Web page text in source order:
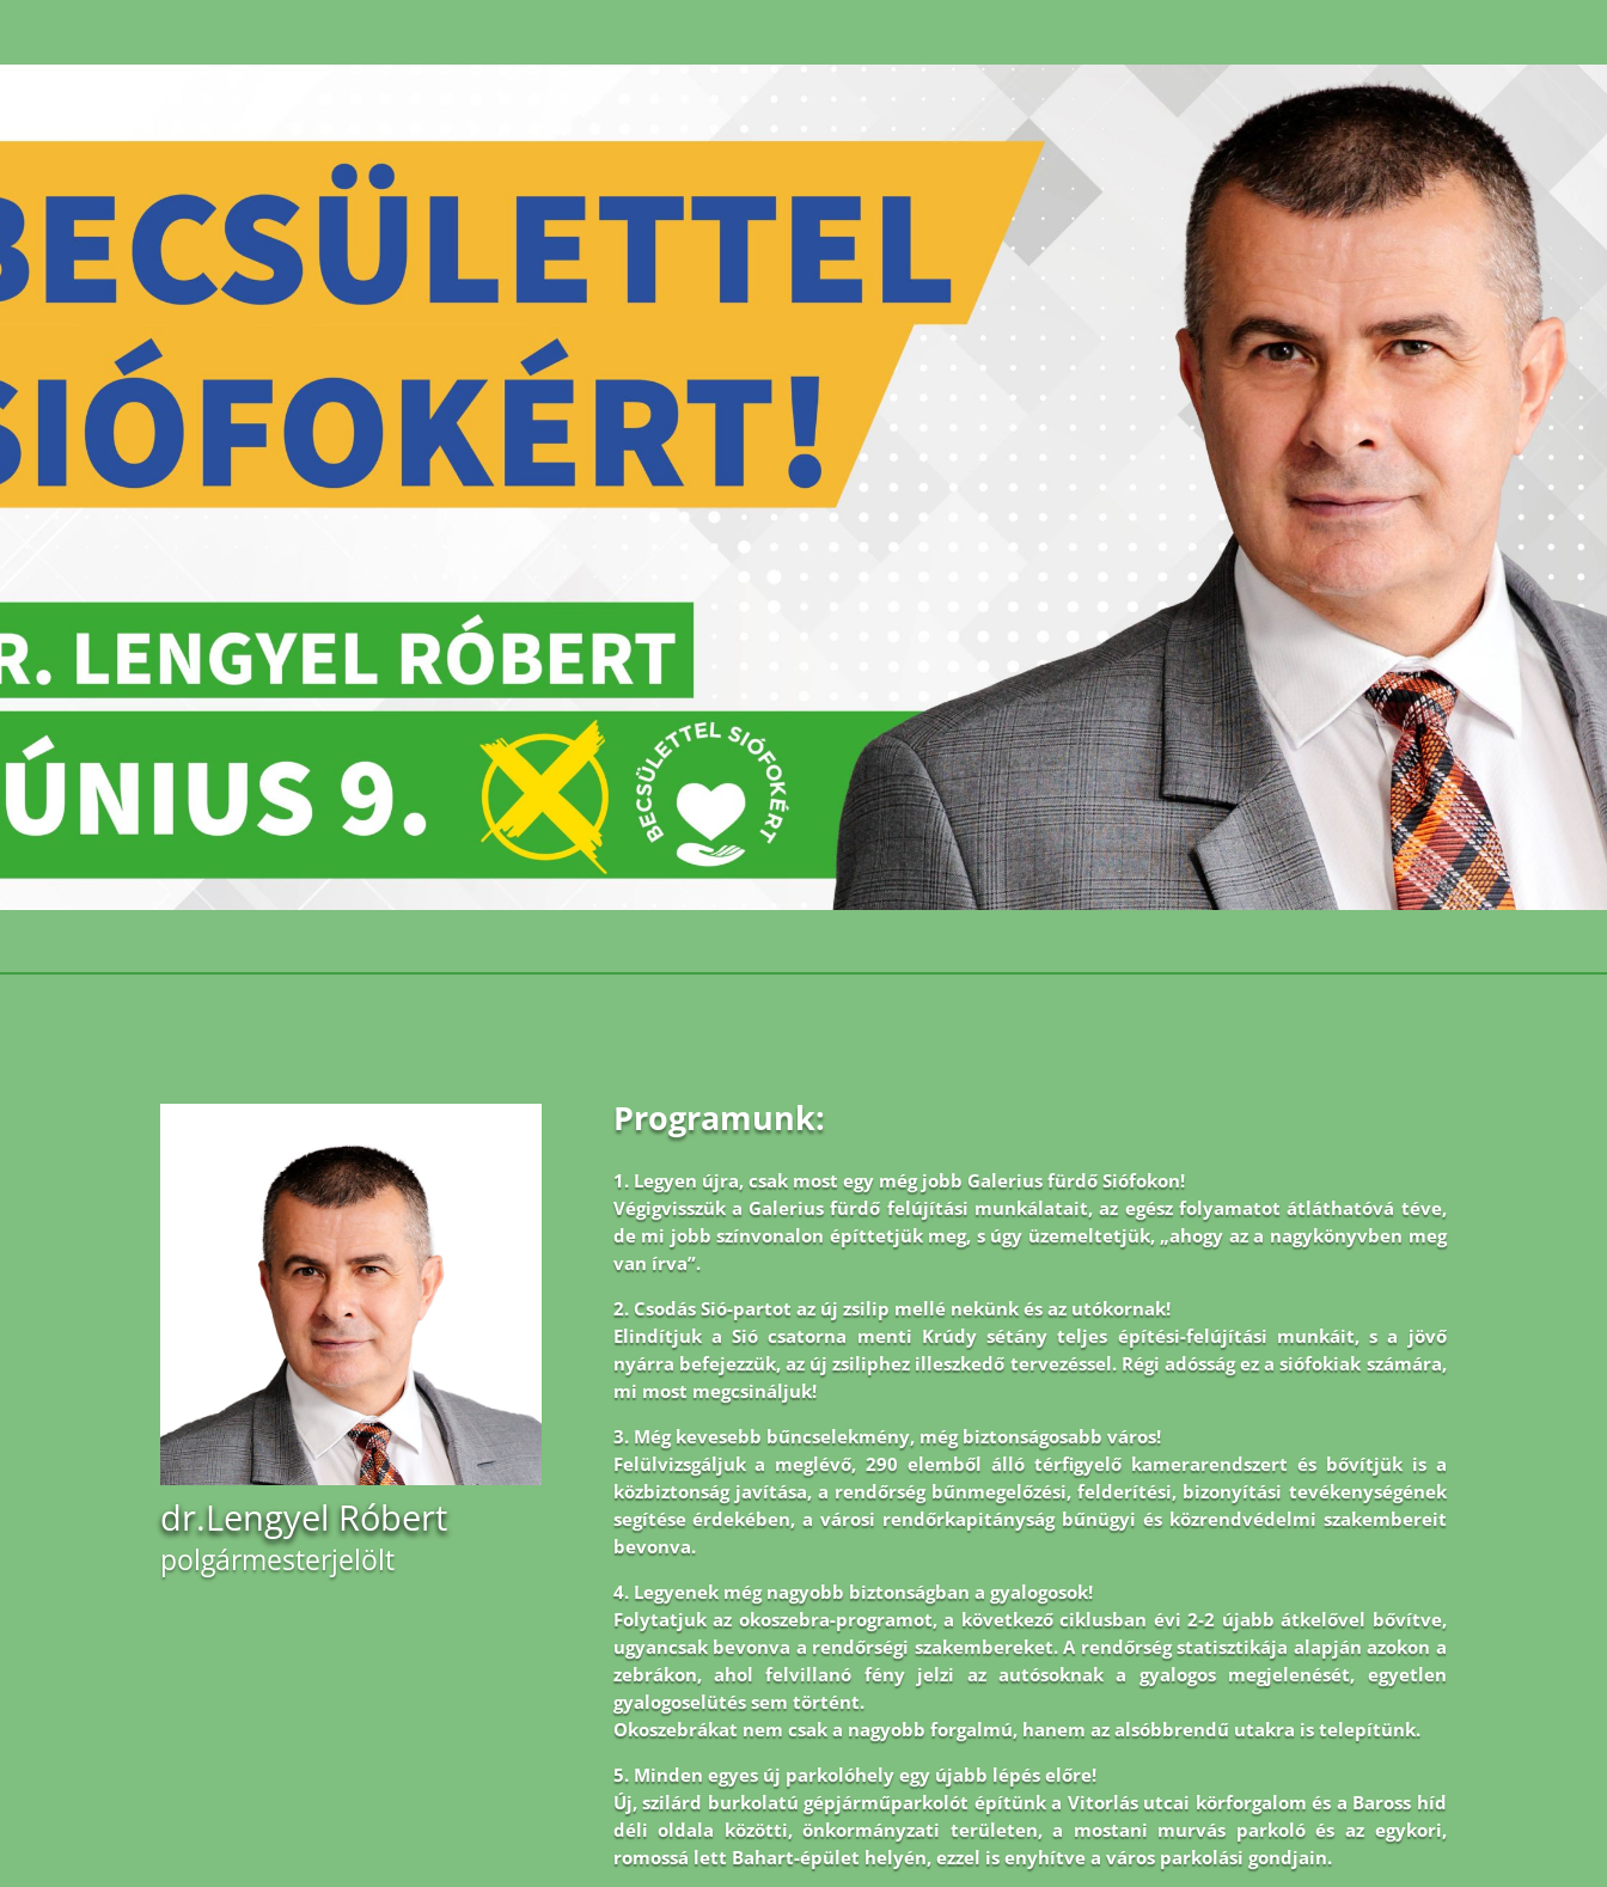
dr.Lengyel Róbert
polgármesterjelölt
Programunk:
1. Legyen újra, csak most egy még jobb Galerius fürdő Siófokon!
Végigvisszük a Galerius fürdő felújítási munkálatait, az egész folyamatot átláthatóvá téve,
de mi jobbszínvonalon építtetjük meg, s úgy üzemeltetjük, „ahogy az a nagykönyvben meg
van írva”.
2. Csodás Sió-partot az új zsilip mellé nekünk és az utókornak!
Elindítjuk a Sió csatorna menti Krúdy sétány teljes építési-felújítási munkáit, s a jövő
nyárra befejezzük, az új zsiliphez illeszkedő tervezéssel. Régi adósság ez a siófokiak számára,
mi most megcsináljuk!
3. Még kevesebb bűncselekmény, még biztonságosabb város!
Felülvizsgáljuk a meglévő, 290 elemből álló térfigyelő kamerarendszert és bővítjük is a
közbiztonság javítása, a rendőrség bűnmegelőzési, felderítési, bizonyítási tevékenységének
segítése érdekében, a városi rendőrkapitányság bűnügyi és közrendvédelmi szakembereit
bevonva.
4. Legyenek még nagyobb biztonságban a gyalogosok!
Folytatjuk az okoszebra-programot, a következő ciklusban évi 2-2 újabb átkelővel bővítve,
ugyancsak bevonva a rendőrségi szakembereket. A rendőrség statisztikája alapján azokon a
zebrákon, ahol felvillanó fény jelzi az autósoknak a gyalogos megjelenését, egyetlen
gyalogoselütés sem történt.
Okoszebrákat nem csak a nagyobb forgalmú, hanem az alsóbbrendű utakra is telepítünk.
5. Minden egyes új parkolóhely egy újabb lépés előre!
Új, szilárd burkolatú gépjárműparkolót építünk a Vitorlás utcai körforgalom és a Baross híd
déli oldala közötti, önkormányzati területen, a mostani murvás parkoló és az egykori,
romossá lett Bahart-épület helyén, ezzel is enyhítve a város parkolási gondjain.